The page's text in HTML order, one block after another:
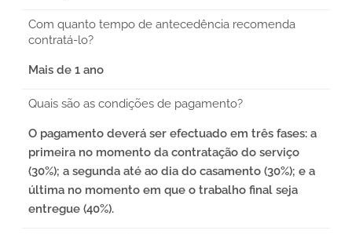
Com quanto tempo de antecedência recomenda
contratá-lo?
Mais de 1 ano
Quais são as condições de pagamento?
O pagamento deverá ser efectuado em três fases: a
primeira no momento da contratação do serviço
(30%); a segunda até ao dia do casamento (30%); e a
última no momento em que o trabalho final seja
entregue (40%).